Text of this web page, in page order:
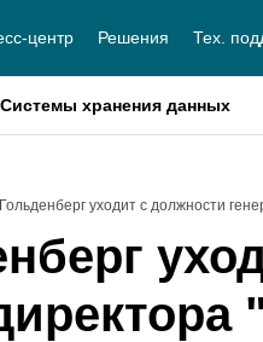
центр Решения Тех.
Системы хранения данных
уходит с должности